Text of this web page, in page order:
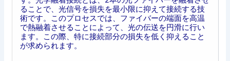
ることで、光信号を損失を最小限に抑えて接続する技
術です。このプロセスでは、ファイバーの端面を高温
で熱融着させることによって、光の伝送を円滑に行い
ます。この際、特に接続部分の損失を低く抑えること
が求められます。